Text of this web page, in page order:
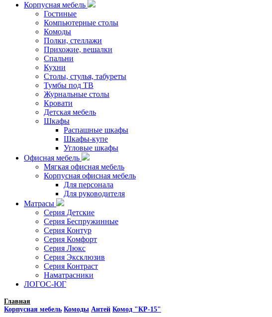
Корпусная мебель
Гостиные
Компьютерные столы
Комоды
Полки, стеллажи
Прихожие, вешалки
Спальни
Кухни
Столы, стулья, табуреты
Тумбы под ТВ
Журнальные столы
Кровати
Детская мебель
Шкафы
Распашные шкафы
Шкафы-купе
Угловые шкафы
Офисная мебель
Мягкая офисная мебель
Корпусная офисная мебель
Для персонала
Для руководителя
Матрасы
Серия Детские
Серия Беспружинные
Серия Контур
Серия Комфорт
Серия Люкс
Серия Эксклюзив
Серия Контраст
Наматрасники
ЛОГОС-ЮГ
Главная
Корпусная мебель Комоды Антей Комод "КР-15"